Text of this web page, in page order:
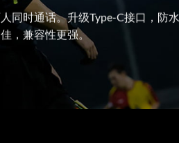
同时通话。升级Type-C接口，防水
，兼容性更强。